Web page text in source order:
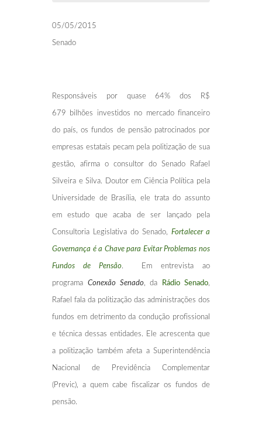
05/05/2015
Senado
Responsáveis por quase 64% dos R$
679 bilhões investidos no mercado financeiro
do país, os fundos de pensão patrocinados por
empresas estatais pecam pela politização de sua
gestão, afirma o consultor do Senado Rafael
Silveira e Silva. Doutor em Ciência Política pela
Universidade de Brasília, ele trata do assunto
em estudo que acaba de ser lançado pela
Consultoria Legislativa do Senado, Fortalecer a
Governança é a Chave para Evitar Problemas nos
Fundos de Pensão. Em entrevista ao
programa Conexão Senado, da Rádio Senado
Rafael fala da politização das administrações dos
fundos em detrimento da condução profissional
e técnica dessas entidades. Ele acrescenta que
a politização também afeta a Superintendência
Nacional de Previdência Complementar
(Previc), a quem cabe fiscalizar os fundos de
pensão.